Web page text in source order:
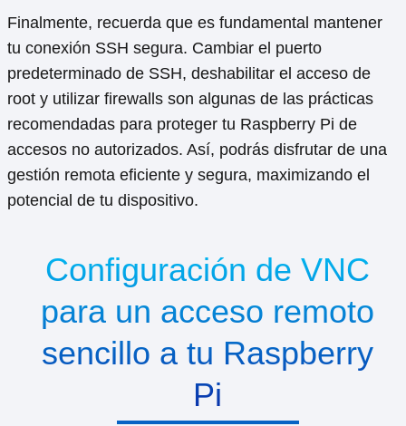
Finalmente, recuerda que es fundamental mantener
tu conexión SSH segura. Cambiar el puerto
predeterminado de SSH, deshabilitar el acceso de
root y utilizar firewalls son algunas de las prácticas
recomendadas para proteger tu Raspberry Pi de
accesos no autorizados. Así, podrás disfrutar de una
gestión remota eficiente y segura, maximizando el
potencial de tu dispositivo.
Configuración de VNC
para un acceso remoto
sencillo a tu Raspberry
Pi